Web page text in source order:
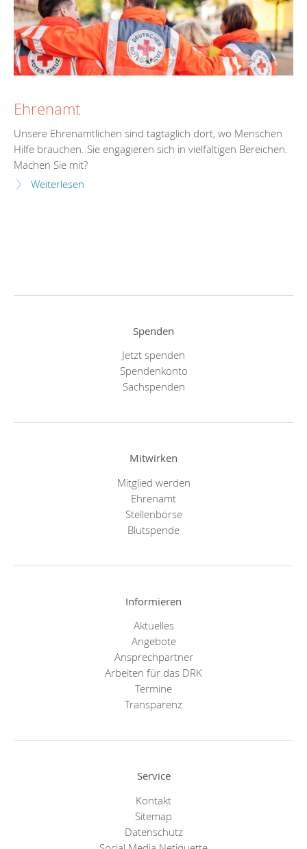
Ehrenamt
Unsere Ehrenamtlichen sind tagtäglich dort, wo Menschen
Hilfe brauchen. Sie engagieren sich in vielfältigen Bereichen.
Machen Sie mit?
Weiterlesen
Spenden
Jetzt spenden
Spendenkonto
Sachspenden
Mitwirken
Mitglied werden
Ehrenamt
Stellenbörse
Blutspende
Informieren
Aktuelles
Angebote
Ansprechpartner
Arbeiten für das DRK
Termine
Transparenz
Service
Kontakt
Sitemap
Datenschutz